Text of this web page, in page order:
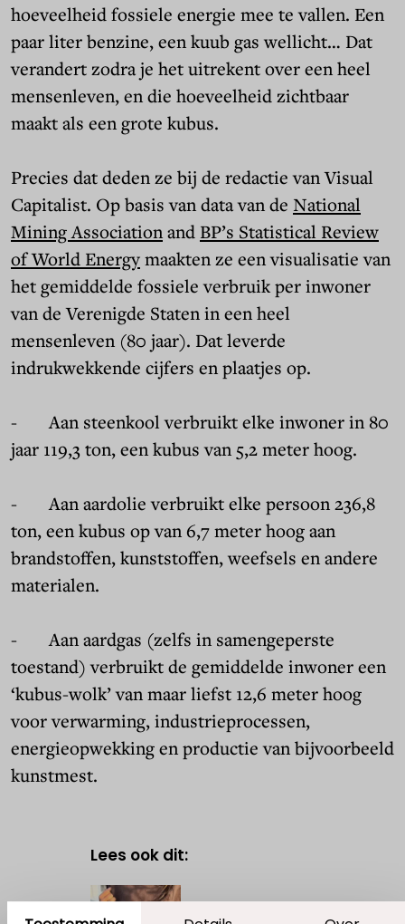
hoeveelheid fossiele energie mee te vallen. Een
paar liter benzine, een kuub gas wellicht… Dat
verandert zodra je het uitrekent over een heel
mensenleven, en die hoeveelheid zichtbaar
maakt als een grote kubus.
Precies dat deden ze bij de redactie van Visual
Capitalist. Op basis van data van de National
Mining Associationand BP’s Statistical Review
of World Energymaakten ze een visualisatie van
het gemiddelde fossiele verbruik per inwoner
van de Verenigde Staten in een heel
mensenleven (80 jaar). Dat leverde
indrukwekkende cijfers en plaatjes op.
- Aan steenkool verbruikt elke inwoner in 80
jaar 119,3 ton, een kubus van 5,2 meter hoog.
- Aan aardolie verbruikt elke persoon 236,8
ton, een kubus op van 6,7 meter hoog aan
brandstoffen, kunststoffen, weefsels en andere
materialen.
- Aan aardgas (zelfs in samengeperste
toestand) verbruikt de gemiddelde inwoner een
‘kubus-wolk’ van maar liefst 12,6 meter hoog
voor verwarming, industrieprocessen,
energieopwekking en productie van bijvoorbeeld
kunstmest.
Lees ook dit:
FEATURES